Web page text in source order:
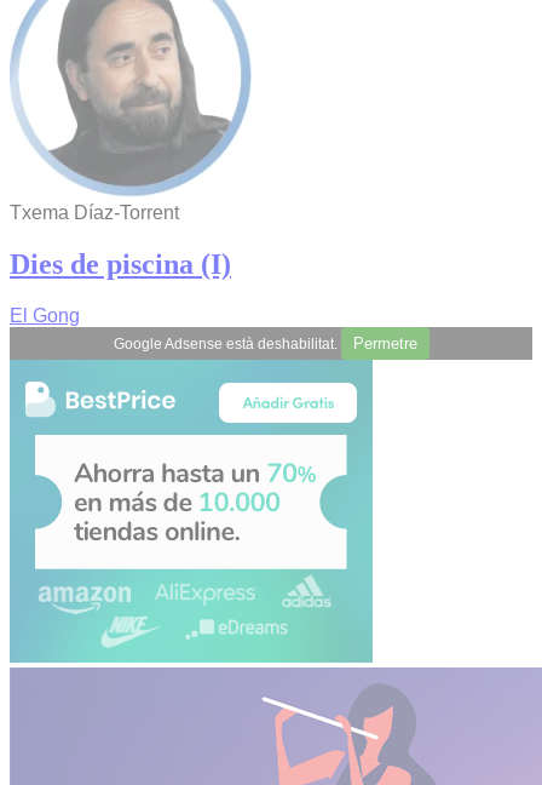
Txema Díaz-Torrent
Dies de piscina (I)
El Gong
Google Adsense està deshabilitat. Permetre